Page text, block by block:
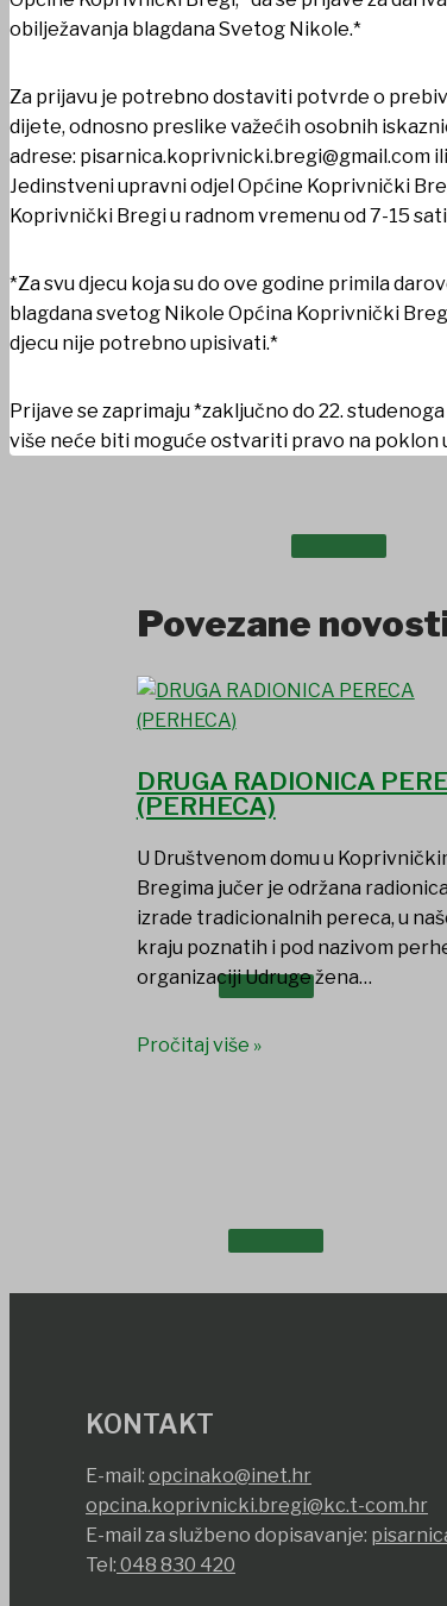
USTANOVE
obilježavanja blagdana Svetog Nikole.*
Za prijavu je potrebno dostaviti potvrde o
dijete, odnosno preslike važećih osobnih
adrese: pisarnica.koprivnicki.bregi@gmail.com
Jedinstveni upravni odjel Općine Koprivnički
Koprivnički Bregi u radnom vremenu od 7-15
*Za svu djecu koja su do ove godine primila
blagdana svetog Nikole Općina Koprivnički
djecu nije potrebno upisivati.*
Prijave se zaprimaju *zaključno do 22.
više neće biti moguće ostvariti pravo na poklon
Povezane
DRUGA RADIONICA
(PERHECA)
U Društvenom domu u
Bregima jučer je održana radionica
izrade tradicionalnih pereca, u
kraju poznatih i pod nazivom
organizaciji Udruge žena…
Pročitaj više »
KONTAKT
E-mail: opcinako@inet.hr
opcina.koprivnicki.bregi@kc.t-com.hr
E-mail za službeno dopisavanje:
Tel: 048 830 420